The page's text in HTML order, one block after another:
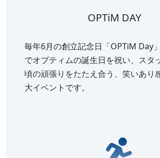
OPTiM DAY
毎年6月の創立記念日「OPTiM Day
でオプティムの誕生日を祝い、スタ
頃の頑張りをたたえ合う、笑いあり
大イベントです。